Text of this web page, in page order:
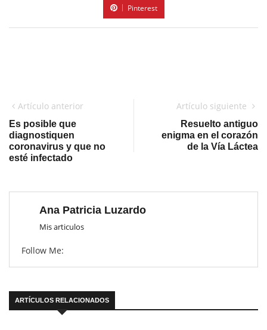
Pinterest
Artículo anterior
Es posible que
diagnostiquen
coronavirus y que no
esté infectado
Artículo siguiente
Resuelto antiguo
enigma en el corazón
de la Vía Láctea
Ana Patricia Luzardo
Mis articulos
Follow Me:
ARTÍCULOS RELACIONADOS